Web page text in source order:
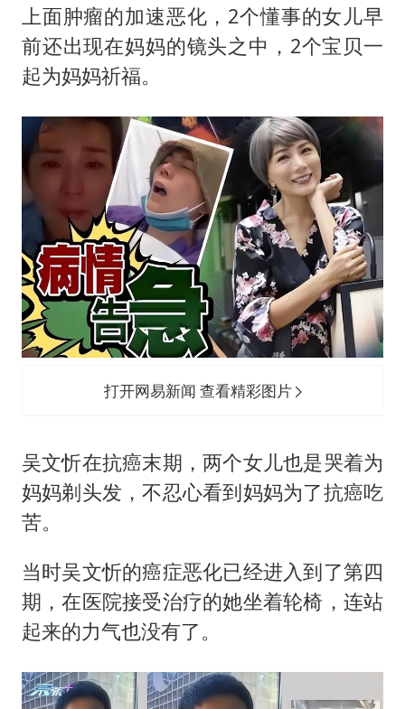
上面肿瘤的加速恶化，2个懂事的女儿早
前还出现在妈妈的镜头之中，2个宝贝一
起为妈妈祈福。
打开网易新闻 查看精彩图片
吴文忻在抗癌末期，两个女儿也是哭着为
妈妈剃头发，不忍心看到妈妈为了抗癌吃
苦。
当时吴文忻的癌症恶化已经进入到了第四
期，在医院接受治疗的她坐着轮椅，连站
起来的力气也没有了。